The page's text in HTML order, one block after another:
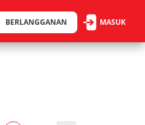
BERLANGGANAN MASUK